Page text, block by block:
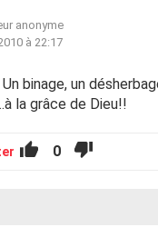
anonyme
à 22:17
binage, un
la grâce de Dieu!!
0